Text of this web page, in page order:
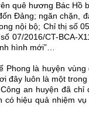
quê hương Bác Hồ
Đảng; ngăn chặn,
nội bộ; Chỉ thị số
07/2016/CT-BCA-
hình mới”…
Phong là huyện
đây luôn là một
an huyện đã
có hiệu quả nhiệm